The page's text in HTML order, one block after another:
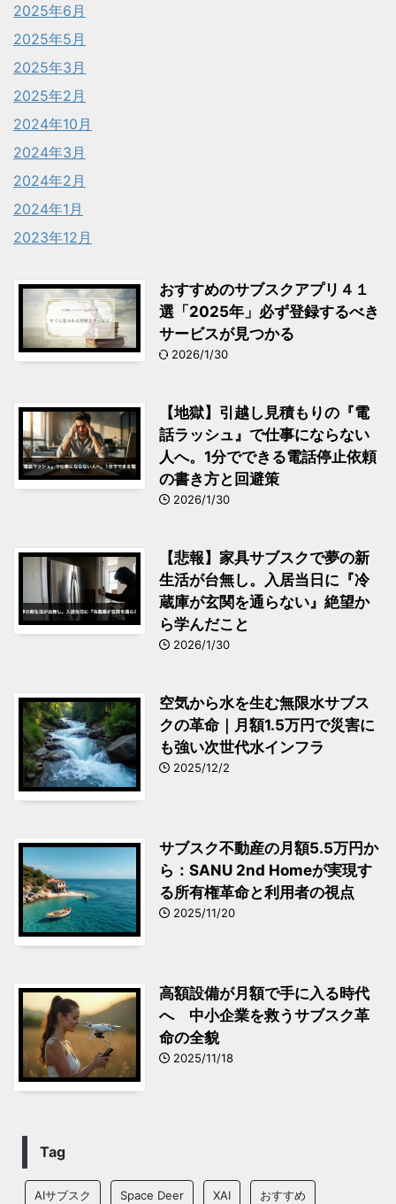
2025年6月
2025年5月
2025年3月
2025年2月
2024年10月
2024年3月
2024年2月
2024年1月
2023年12月
おすすめのサブスクアプリ４１
選「2025年」必ず登録するべき
サービスが見つかる
2026/1/30
【地獄】引越し見積もりの『電
話ラッシュ』で仕事にならない
人へ。1分でできる電話停止依頼
の書き方と回避策
2026/1/30
【悲報】家具サブスクで夢の新
生活が台無し。入居当日に『冷
蔵庫が玄関を通らない』絶望か
ら学んだこと
2026/1/30
空気から水を生む無限水サブス
クの革命｜月額1.5万円で災害に
も強い次世代水インフラ
2025/12/2
サブスク不動産の月額5.5万円か
ら：SANU 2nd Homeが実現す
る所有権革命と利用者の視点
2025/11/20
高額設備が月額で手に入る時代
へ 中小企業を救うサブスク革
命の全貌
2025/11/18
Tag
AIサブスク Space Deer XAI おすすめ